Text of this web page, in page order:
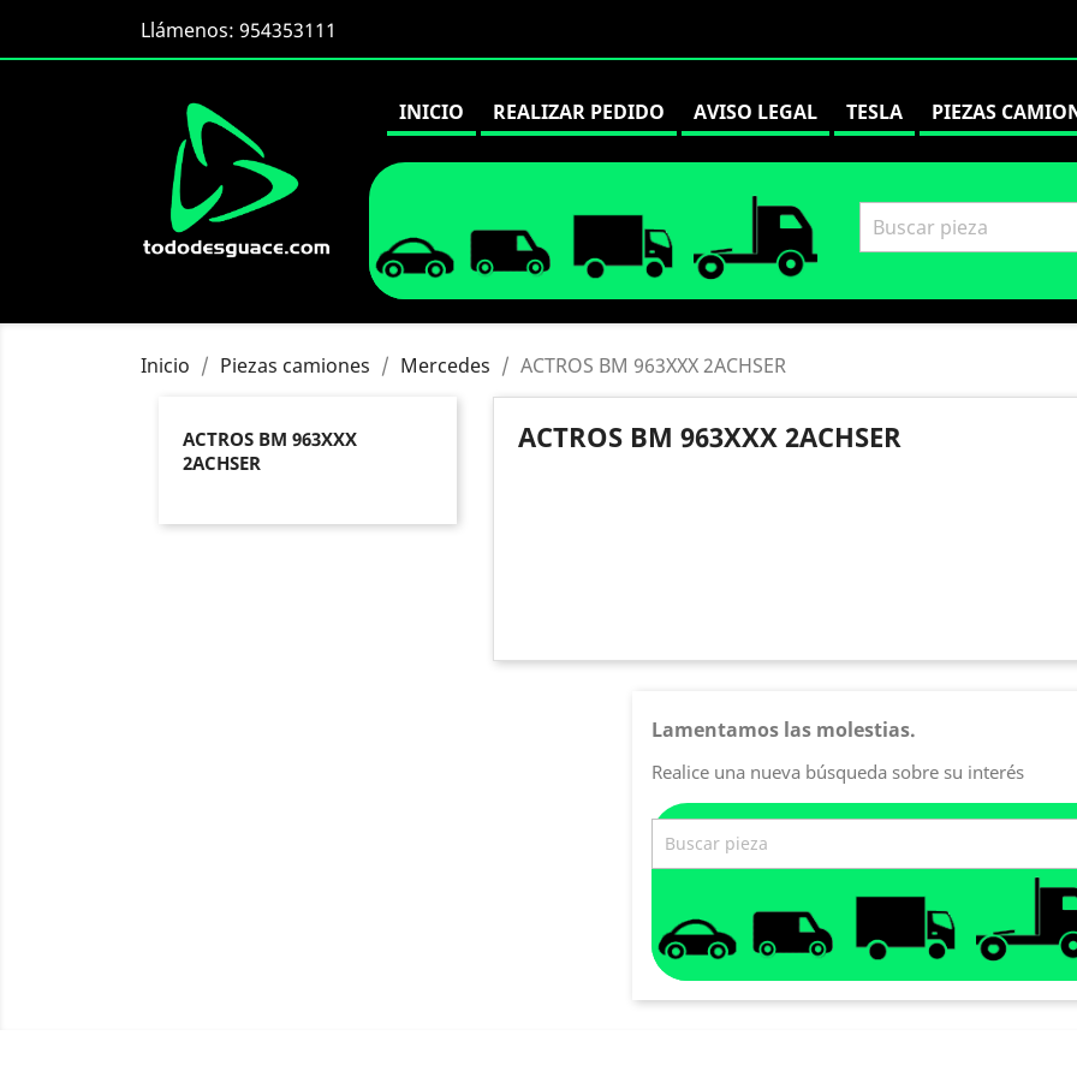
Llámenos: 954353111
INICIO REALIZAR PEDIDO AVISO LEGAL TESLA PIEZAS
Inicio Piezas camiones Mercedes ACTROS BM 963XXX 2ACHSER
ACTROS BM 963XXX
2ACHSER
ACTROS BM 963XXX 2ACHSER
Lamentamos las molestias.
Realice una nueva búsqueda sobre su interés